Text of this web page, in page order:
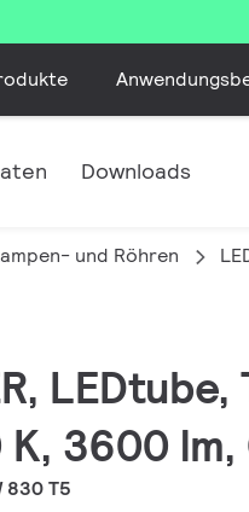
Downloads
und Röhren
3600
830 T5